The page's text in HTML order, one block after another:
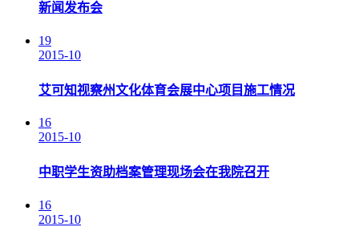
新闻发布会
19
2015-10
艾可知视察州文化体育会展中心项目施工情况
16
2015-10
中职学生资助档案管理现场会在我院召开
16
2015-10